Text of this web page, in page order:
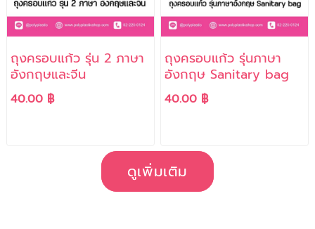
ถุงครอบแก้ว รุ่น 2 ภาษา
อังกฤษและจีน
40.00 ฿
ถุงครอบแก้ว รุ่นภาษา
อังกฤษ Sanitary bag
40.00 ฿
ดูเพิ่มเติม